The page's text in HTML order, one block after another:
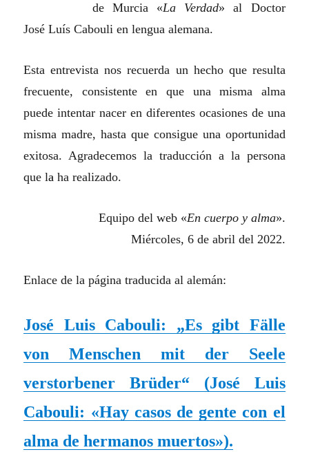
de Murcia «La Verdad» al Doctor
José Luís Cabouli en lengua alemana.
Esta entrevista nos recuerda un hecho que resulta
frecuente, consistente en que una misma alma
puede intentar nacer en diferentes ocasiones de una
misma madre, hasta que consigue una oportunidad
exitosa. Agradecemos la traducción a la persona
que la ha realizado.
Equipo del web «En cuerpo y alma».
Miércoles, 6 de abril del 2022.
Enlace de la página traducida al alemán:
José Luis Cabouli: „Es gibt Fälle
von Menschen mit der Seele
verstorbener Brüder“ (José Luis
Cabouli: «Hay casos de gente con el
alma de hermanos muertos»).